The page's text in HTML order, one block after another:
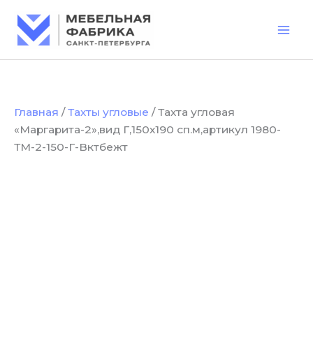
содержимому
Главная /Тахты угловые / Тахта угловая
«Маргарита-2»,вид Г,150х190 сп.м,артикул 1980-
ТМ-2-150-Г-Вктбежт
товара
Тахта
угловая
"Маргарита-2",вид
ТМ-2-
150-
Г-